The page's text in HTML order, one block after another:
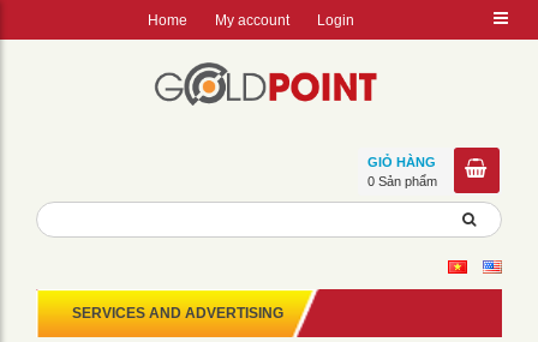
Home My account Login
GIỎ HÀNG
0 Sản phẩm
SERVICES AND ADVERTISING